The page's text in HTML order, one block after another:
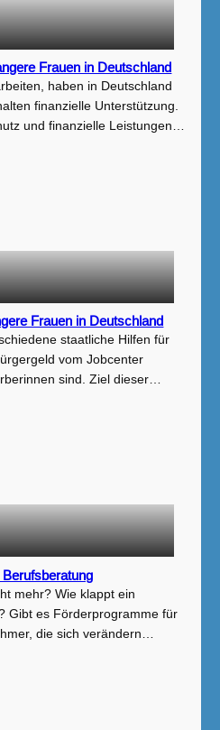
Frauen in Deutschland
haben in Deutschland
finanzielle Unterstützung.
und finanzielle Leistungen…
Frauen in Deutschland
staatliche Hilfen für
vom Jobcenter
sind. Ziel dieser…
mehr? Wie klappt ein
Gibt es Förderprogramme für
die sich verändern…